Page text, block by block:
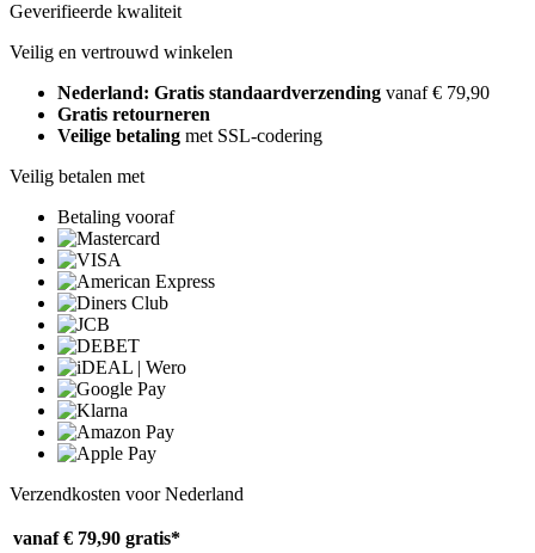
Geverifieerde kwaliteit
Veilig en vertrouwd winkelen
Nederland: Gratis standaardverzending vanaf € 79,90
Gratis retourneren
Veilige betaling met SSL-codering
Veilig betalen met
Betaling vooraf
Verzendkosten voor Nederland
vanaf € 79,90 gratis*